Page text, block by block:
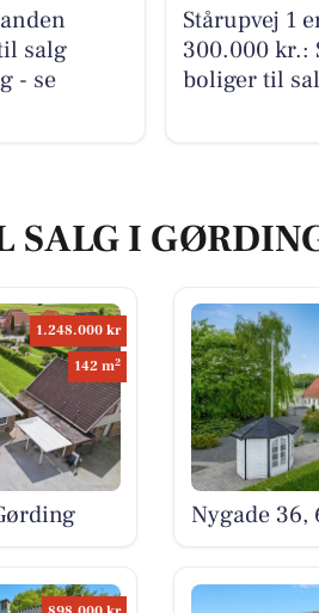
salg
- se
Stårupvej 1
300.000 kr.:
boliger til
SALG I
1.248.000 kr
142 m2
Nygade 36,